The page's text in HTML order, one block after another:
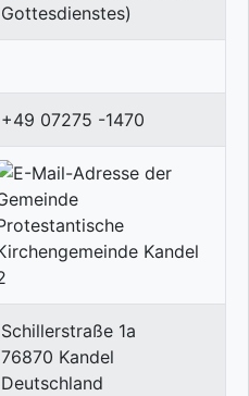
Gottesdienstes)
+49 07275 -1470
Schillerstraße 1a
76870 Kandel
Deutschland